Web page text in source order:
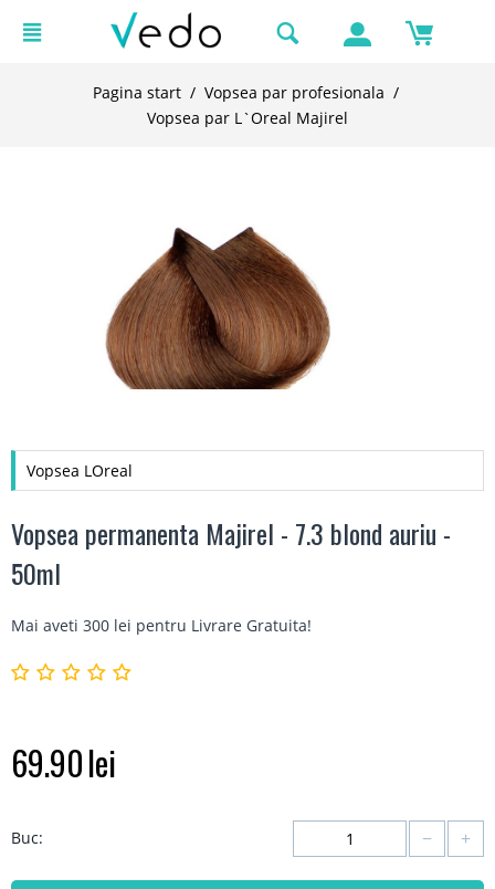
Pagina start / Vopsea par profesionala /
Vopsea par L`Oreal Majirel
Vopsea LOreal
Vopsea permanenta Majirel - 7.3 blond auriu -
50ml
Mai aveti 300 lei pentru Livrare Gratuita!
69.90lei
Buc: +
−